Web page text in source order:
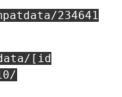
234641
[id